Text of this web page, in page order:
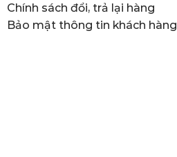
Chính sách đổi, trả lại hàng
Bảo mật thông tin khách hàng